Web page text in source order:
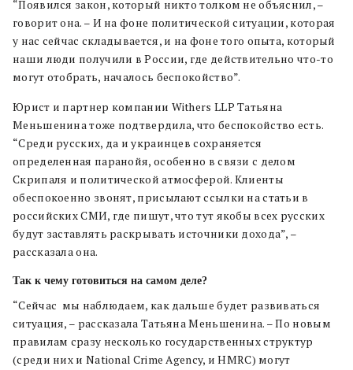
“Появился закон, который никто толком не объяснил, –
говорит она. – И на фоне политической ситуации, которая
у нас сейчас складывается, и на фоне того опыта, который
наши люди получили в России, где действительно что-то
могут отобрать, началось беспокойство”.
Юрист и партнер компании Withers LLP Татьяна
Меньшенина тоже подтвердила, что беспокойство есть.
“Среди русских, да и украинцев сохраняется
определенная паранойя, особенно в связи с делом
Скрипаля и политической атмосферой. Клиенты
обеспокоенно звонят, присылают ссылки на статьи в
российских СМИ, где пишут, что тут якобы всех русских
будут заставлять раскрывать источники дохода”, –
рассказала она.
Так к чему готовиться на самом деле?
“Сейчас мы наблюдаем, как дальше будет развиваться
ситуация, – рассказала Татьяна Меньшенина. – По новым
правилам сразу несколько государственных структур
(среди них и National Crime Agency, и HMRC) могут